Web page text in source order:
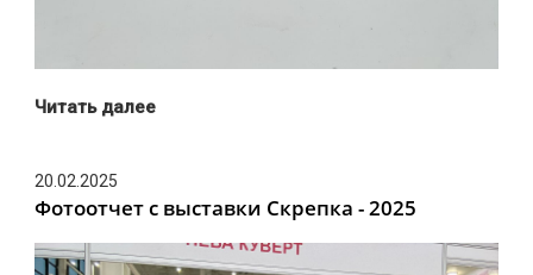
Читать далее
20.02.2025
Фотоотчет с выставки Скрепка - 2025